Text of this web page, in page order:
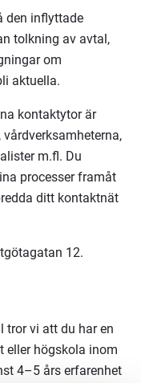
den inflyttade
tolkning av avtal,
om
aktuella.
kontaktytor är
m.fl. Du
processer framåt
ditt kontaktnät
12.
tror vi att du har en
eller högskola inom
4–5 års erfarenhet